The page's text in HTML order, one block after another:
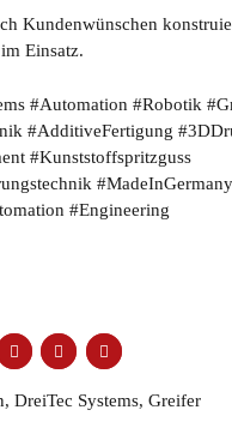
Kundenwünschen
Einsatz.
#Automation #Robotik
#AdditiveFertigung
#Kunststoffspritzguss
#MadeInGermany
#Engineering
, DreiTec Systems, Greifer